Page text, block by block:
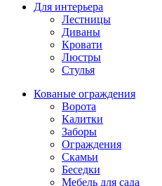
Для интерьера
Лестницы
Диваны
Кровати
Люстры
Стулья
Кованые ограждения
Ворота
Калитки
Заборы
Ограждения
Скамьи
Беседки
Мебель для сада